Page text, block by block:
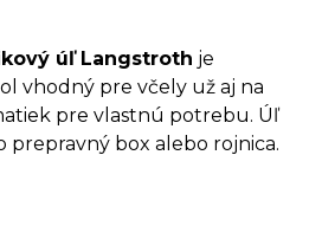
úľ Langstroth je
vhodný pre včely už aj na
pre vlastnú potrebu. Úľ
prepravný box alebo rojnica.